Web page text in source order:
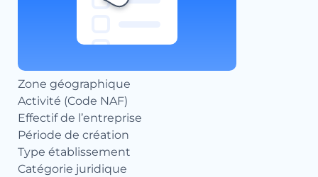
Zone géographique
Activité (Code NAF)
Effectif de l’entreprise
Période de création
Type établissement
Catégorie juridique